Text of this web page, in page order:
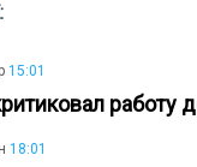
15:01
работу
18:01